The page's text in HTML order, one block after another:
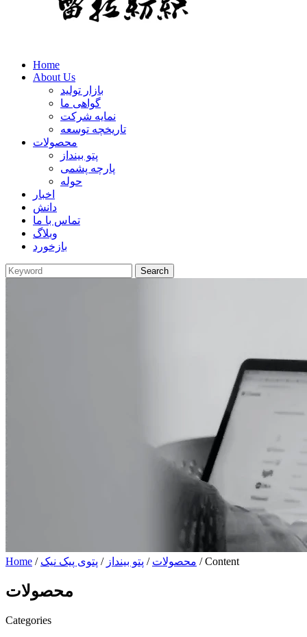
Home
About Us
بازار تولید
گواهی ما
نمایه شرکت
تاریخچه توسعه
محصولات
پتو بینداز
پارچه پشمی
حوله
اخبار
دانش
تماس با ما
وبلاگ
بازخورد
Home / محصولات / پتو بینداز / پتوی پیک نیک / Content
محصولات
Categories